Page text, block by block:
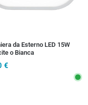
da Esterno LED 15W
o Bianca
€